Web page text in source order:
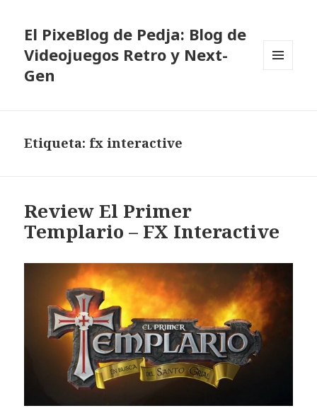
El PixeBlog de Pedja: Blog de
Videojuegos Retro y Next-
Gen
Etiqueta: fx interactive
Review El Primer
Templario – FX Interactive